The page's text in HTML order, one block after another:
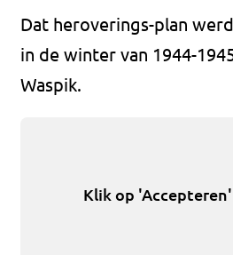
Dat heroverings-plan
in de winter van 1944-
Waspik.
Klik op